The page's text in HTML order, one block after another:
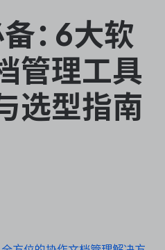
：6大软
管理工具
选型指南